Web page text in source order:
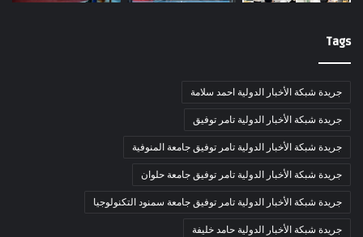
Tags
جريدة شبكة الأخبار الدولية احمد سلامة
جريدة شبكة الأخبار الدولية تامر توفيق
جريدة شبكة الأخبار الدولية تامر توفيق جامعة المنوفية
جريدة شبكة الأخبار الدولية تامر توفيق جامعة حلوان
جريدة شبكة الأخبار الدولية تامر توفيق جامعة سمنود التكنولوجيا
جريدة شبكة الأخبار الدولية حامد خليفة